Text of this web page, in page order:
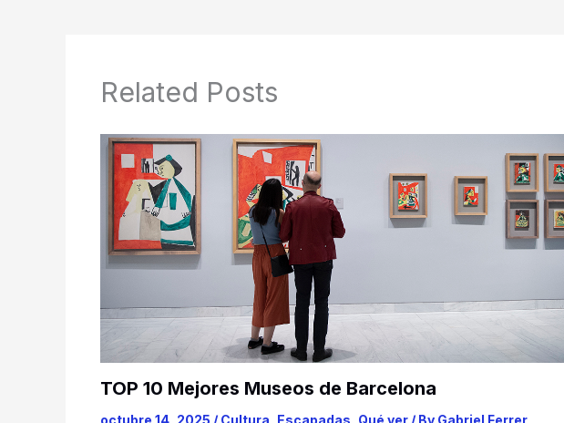
Related Posts
TOP 10 Mejores Museos de Barcelona
octubre 14, 2025 / Cultura Escapadas Qué ver/ By Gabriel Ferrer